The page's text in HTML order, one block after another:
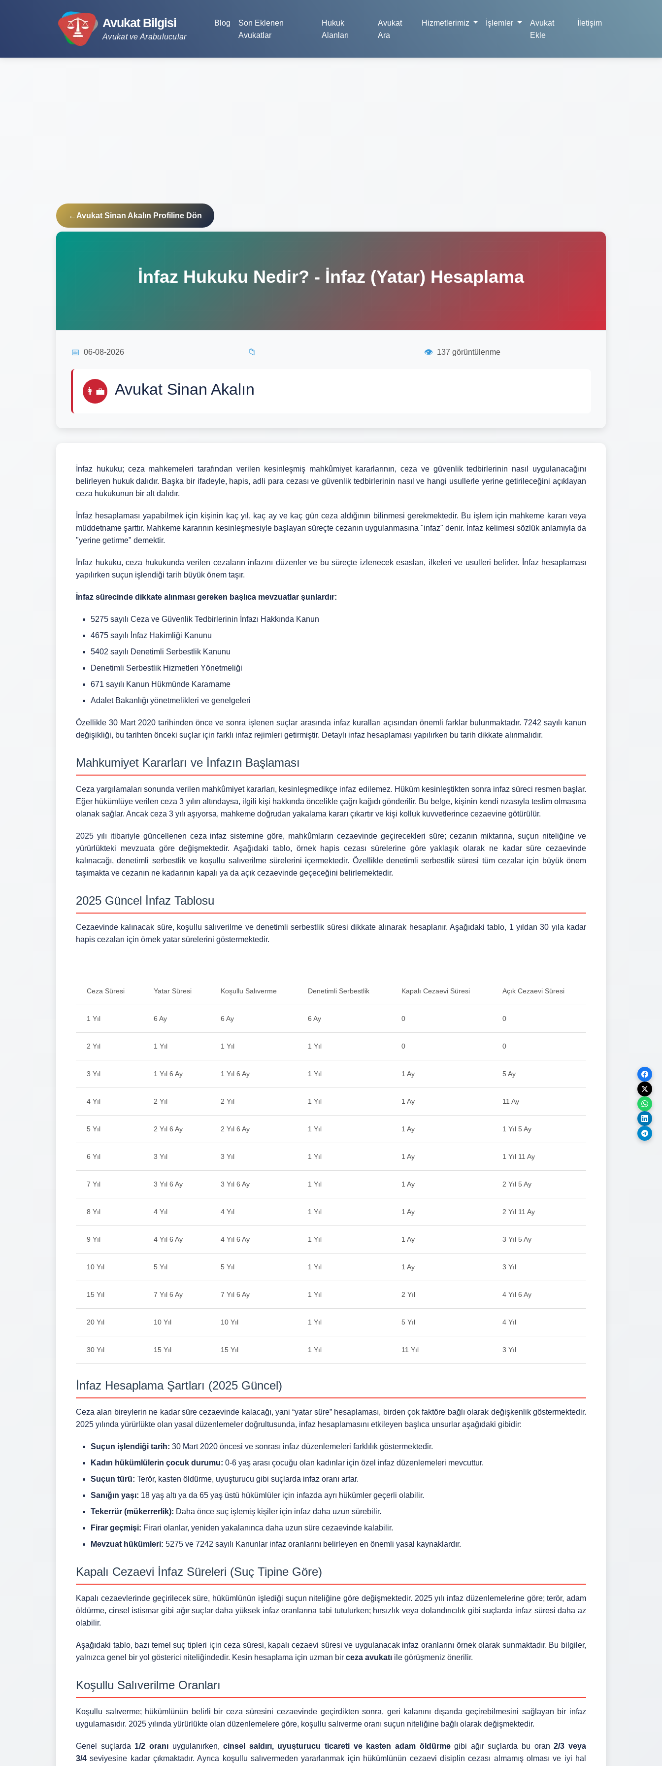
Avukat Bilgisi
Avukat ve Arabulucular
Blog
Son Eklenen
Avukatlar
Hukuk
Alanları
Avukat
Ara
Hizmetlerimiz İşlemler
Avukat
Ekle
İletişim
← Avukat Sinan Akalın Profiline Dön
İnfaz Hukuku Nedir? - İnfaz (Yatar) Hesaplama
📅 06-08-2026 📁 👁️ 137 görüntülenme
👩‍💼 Avukat Sinan Akalın
İnfaz hukuku; ceza mahkemeleri tarafından verilen kesinleşmiş mahkûmiyet kararlarının, ceza ve güvenlik tedbirlerinin nasıl uygulanacağını
belirleyen hukuk dalıdır. Başka bir ifadeyle, hapis, adli para cezası ve güvenlik tedbirlerinin nasıl ve hangi usullerle yerine getirileceğini açıklayan
ceza hukukunun bir alt dalıdır.
İnfaz hesaplaması yapabilmek için kişinin kaç yıl, kaç ay ve kaç gün ceza aldığının bilinmesi gerekmektedir. Bu işlem için mahkeme kararı veya
müddetname şarttır. Mahkeme kararının kesinleşmesiyle başlayan süreçte cezanın uygulanmasına "infaz" denir. İnfaz kelimesi sözlük anlamıyla da
"yerine getirme" demektir.
İnfaz hukuku, ceza hukukunda verilen cezaların infazını düzenler ve bu süreçte izlenecek esasları, ilkeleri ve usulleri belirler. İnfaz hesaplaması
yapılırken suçun işlendiği tarih büyük önem taşır.
İnfaz sürecinde dikkate alınması gereken başlıca mevzuatlar şunlardır:
5275 sayılı Ceza ve Güvenlik Tedbirlerinin İnfazı Hakkında Kanun
4675 sayılı İnfaz Hakimliği Kanunu
5402 sayılı Denetimli Serbestlik Kanunu
Denetimli Serbestlik Hizmetleri Yönetmeliği
671 sayılı Kanun Hükmünde Kararname
Adalet Bakanlığı yönetmelikleri ve genelgeleri
Özellikle 30 Mart 2020 tarihinden önce ve sonra işlenen suçlar arasında infaz kuralları açısından önemli farklar bulunmaktadır. 7242 sayılı kanun
değişikliği, bu tarihten önceki suçlar için farklı infaz rejimleri getirmiştir. Detaylı infaz hesaplaması yapılırken bu tarih dikkate alınmalıdır.
Mahkumiyet Kararları ve İnfazın Başlaması
Ceza yargılamaları sonunda verilen mahkûmiyet kararları, kesinleşmedikçe infaz edilemez. Hüküm kesinleştikten sonra infaz süreci resmen başlar.
Eğer hükümlüye verilen ceza 3 yılın altındaysa, ilgili kişi hakkında öncelikle çağrı kağıdı gönderilir. Bu belge, kişinin kendi rızasıyla teslim olmasına
olanak sağlar. Ancak ceza 3 yılı aşıyorsa, mahkeme doğrudan yakalama kararı çıkartır ve kişi kolluk kuvvetlerince cezaevine götürülür.
2025 yılı itibariyle güncellenen ceza infaz sistemine göre, mahkûmların cezaevinde geçirecekleri süre; cezanın miktarına, suçun niteliğine ve
yürürlükteki mevzuata göre değişmektedir. Aşağıdaki tablo, örnek hapis cezası sürelerine göre yaklaşık olarak ne kadar süre cezaevinde
kalınacağı, denetimli serbestlik ve koşullu salıverilme sürelerini içermektedir. Özellikle denetimli serbestlik süresi tüm cezalar için büyük önem
taşımakta ve cezanın ne kadarının kapalı ya da açık cezaevinde geçeceğini belirlemektedir.
2025 Güncel İnfaz Tablosu
Cezaevinde kalınacak süre, koşullu salıverilme ve denetimli serbestlik süresi dikkate alınarak hesaplanır. Aşağıdaki tablo, 1 yıldan 30 yıla kadar
hapis cezaları için örnek yatar sürelerini göstermektedir.
Ceza Süresi Yatar Süresi Koşullu Salıverme Denetimli Serbestlik Kapalı Cezaevi Süresi Açık Cezaevi Süresi
1 Yıl 6 Ay 6 Ay 6 Ay 0 0
2 Yıl 1 Yıl 1 Yıl 1 Yıl 0 0
3 Yıl 1 Yıl 6 Ay 1 Yıl 6 Ay 1 Yıl 1 Ay 5 Ay
4 Yıl 2 Yıl 2 Yıl 1 Yıl 1 Ay 11 Ay
5 Yıl 2 Yıl 6 Ay 2 Yıl 6 Ay 1 Yıl 1 Ay 1 Yıl 5 Ay
6 Yıl 3 Yıl 3 Yıl 1 Yıl 1 Ay 1 Yıl 11 Ay
7 Yıl 3 Yıl 6 Ay 3 Yıl 6 Ay 1 Yıl 1 Ay 2 Yıl 5 Ay
8 Yıl 4 Yıl 4 Yıl 1 Yıl 1 Ay 2 Yıl 11 Ay
9 Yıl 4 Yıl 6 Ay 4 Yıl 6 Ay 1 Yıl 1 Ay 3 Yıl 5 Ay
10 Yıl 5 Yıl 5 Yıl 1 Yıl 1 Ay 3 Yıl
15 Yıl 7 Yıl 6 Ay 7 Yıl 6 Ay 1 Yıl 2 Yıl 4 Yıl 6 Ay
20 Yıl 10 Yıl 10 Yıl 1 Yıl 5 Yıl 4 Yıl
30 Yıl 15 Yıl 15 Yıl 1 Yıl 11 Yıl 3 Yıl
İnfaz Hesaplama Şartları (2025 Güncel)
Ceza alan bireylerin ne kadar süre cezaevinde kalacağı, yani “yatar süre” hesaplaması, birden çok faktöre bağlı olarak değişkenlik göstermektedir.
2025 yılında yürürlükte olan yasal düzenlemeler doğrultusunda, infaz hesaplamasını etkileyen başlıca unsurlar aşağıdaki gibidir:
Suçun işlendiği tarih: 30 Mart 2020 öncesi ve sonrası infaz düzenlemeleri farklılık göstermektedir.
Kadın hükümlülerin çocuk durumu: 0-6 yaş arası çocuğu olan kadınlar için özel infaz düzenlemeleri mevcuttur.
Suçun türü: Terör, kasten öldürme, uyuşturucu gibi suçlarda infaz oranı artar.
Sanığın yaşı: 18 yaş altı ya da 65 yaş üstü hükümlüler için infazda ayrı hükümler geçerli olabilir.
Tekerrür (mükerrerlik): Daha önce suç işlemiş kişiler için infaz daha uzun sürebilir.
Firar geçmişi: Firari olanlar, yeniden yakalanınca daha uzun süre cezaevinde kalabilir.
Mevzuat hükümleri: 5275 ve 7242 sayılı Kanunlar infaz oranlarını belirleyen en önemli yasal kaynaklardır.
Kapalı Cezaevi İnfaz Süreleri (Suç Tipine Göre)
Kapalı cezaevlerinde geçirilecek süre, hükümlünün işlediği suçun niteliğine göre değişmektedir. 2025 yılı infaz düzenlemelerine göre; terör, adam
öldürme, cinsel istismar gibi ağır suçlar daha yüksek infaz oranlarına tabi tutulurken; hırsızlık veya dolandırıcılık gibi suçlarda infaz süresi daha az
olabilir.
Aşağıdaki tablo, bazı temel suç tipleri için ceza süresi, kapalı cezaevi süresi ve uygulanacak infaz oranlarını örnek olarak sunmaktadır. Bu bilgiler,
yalnızca genel bir yol gösterici niteliğindedir. Kesin hesaplama için uzman bir ceza avukatı ile görüşmeniz önerilir.
Koşullu Salıverilme Oranları
Koşullu salıverme; hükümlünün belirli bir ceza süresini cezaevinde geçirdikten sonra, geri kalanını dışarıda geçirebilmesini sağlayan bir infaz
uygulamasıdır. 2025 yılında yürürlükte olan düzenlemelere göre, koşullu salıverme oranı suçun niteliğine bağlı olarak değişmektedir.
Genel suçlarda 1/2 oranıuygulanırken,cinsel saldırı, uyuşturucu ticareti ve kasten adam öldürmegibi ağır suçlarda bu oran2/3 veya
3/4 seviyesine kadar çıkmaktadır. Ayrıca koşullu salıvermeden yararlanmak için hükümlünün cezaevi disiplin cezası almamış olması ve iyi hal